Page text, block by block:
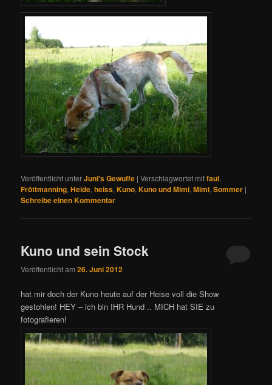
Veröffentlicht unterJuni's Gewuffe |Verschlagwortet mitfaul,
Fröttmanning,Heide,heiss,Kuno,Kuno und Mimi,Mimi,Sommer |
Schreibe einen Kommentar
Kuno und sein Stock
Veröffentlicht am26. Juni 2012
hat mir doch der Kuno heute auf der Heise voll die Show
gestohlen! HEY – ich bin IHR Hund .. MICH hat SIE zu
fotografieren!